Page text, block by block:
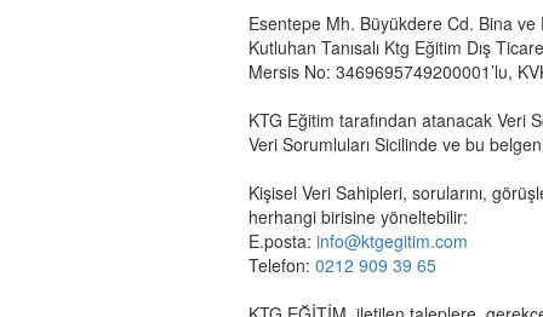
Esentepe Mh. Büyükdere Cd. Bina
Kutluhan Tanısalı Ktg Eğitim Dış
Mersis No: 3469695749200001’lu,
KTG Eğitim tarafından atanacak Veri
Veri Sorumluları Sicilinde ve bu
Kişisel Veri Sahipleri, sorularını,
herhangi birisine yöneltebilir:
E.posta: info@ktgegitim.com
Telefon: 0212 909 39 65